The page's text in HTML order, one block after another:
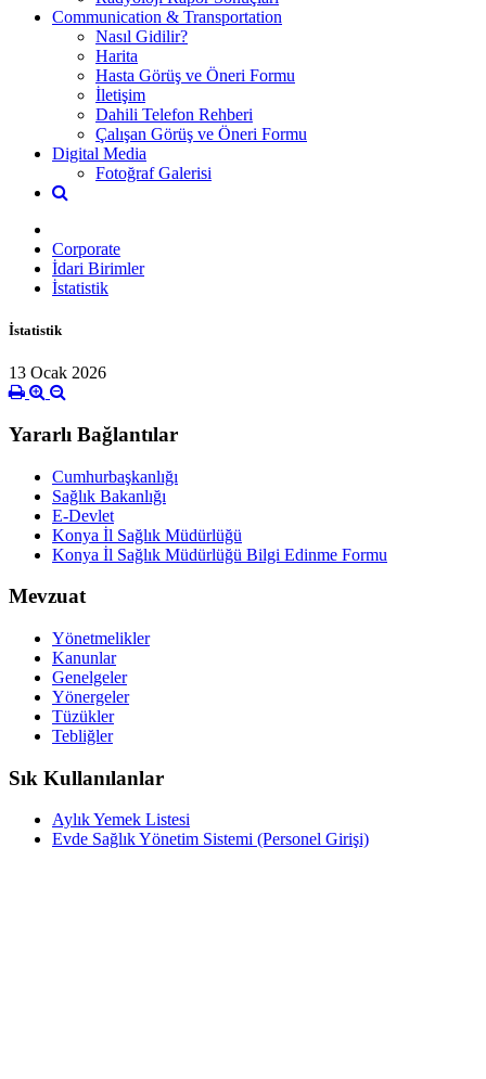
Communication & Transportation
Nasıl Gidilir?
Harita
Hasta Görüş ve Öneri Formu
İletişim
Dahili Telefon Rehberi
Çalışan Görüş ve Öneri Formu
Digital Media
Fotoğraf Galerisi
Corporate
İdari Birimler
İstatistik
İstatistik
13 Ocak 2026
Yararlı Bağlantılar
Cumhurbaşkanlığı
Sağlık Bakanlığı
E-Devlet
Konya İl Sağlık Müdürlüğü
Konya İl Sağlık Müdürlüğü Bilgi Edinme Formu
Mevzuat
Yönetmelikler
Kanunlar
Genelgeler
Yönergeler
Tüzükler
Tebliğler
Sık Kullanılanlar
Aylık Yemek Listesi
Evde Sağlık Yönetim Sistemi (Personel Girişi)